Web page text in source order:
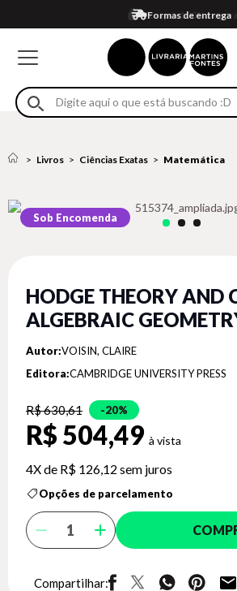
Formas de entrega
Compra 100% segura
Em até 4x sem juros no
Retire na loja
Eventos
Livros Ciências Exatas Matemática
Sob Encomenda
HODGE THEORY AND
ALGEBRAIC
Autor:VOISIN, CLAIRE
Editora:CAMBRIDGE UNIVERSITY PRESS
R$ 630,61 20%
R$ 504,49
4X de R$ 126,12 sem juros
Opções de parcelamento
Compartilhar: